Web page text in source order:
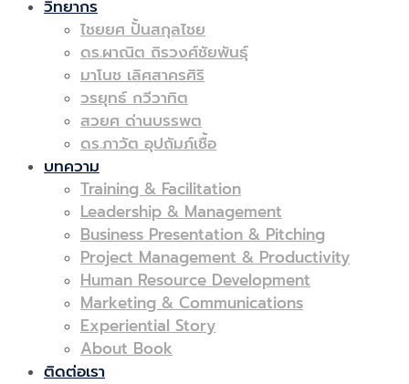
วิทยากร
ไชยยศ ปั้นสกุลไชย
ดร.ผาณิต ถิรวงศ์ชัยพันธุ์
มาโนช เลิศสาครศิริ
วรยุทธ์ กวีวาทิต
สวยศ ด่านบรรพต
ดร.ภาวัต อุปถัมภ์เชื้อ
บทความ
Training & Facilitation
Leadership & Management
Business Presentation & Pitching
Project Management & Productivity
Human Resource Development
Marketing & Communications
Experiential Story
About Book
ติดต่อเรา